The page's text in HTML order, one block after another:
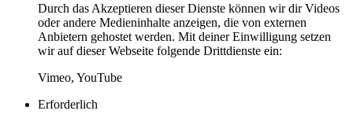
Durch das Akzeptieren dieser Dienste können wir dir Videos
oder andere Medieninhalte anzeigen, die von externen
Anbietern gehostet werden. Mit deiner Einwilligung setzen
wir auf dieser Webseite folgende Drittdienste ein:
Vimeo, YouTube
Erforderlich